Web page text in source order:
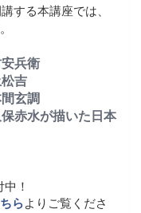
する本講座では、
兵衛
吉
玄調
赤水が描いた日本
！
らよりご覧くださ